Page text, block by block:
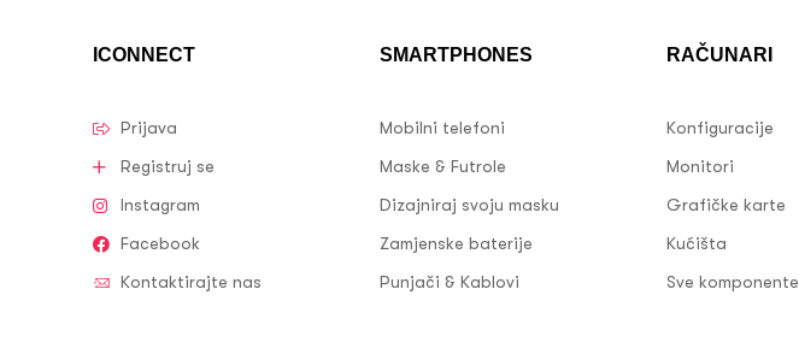
ICONNECT
Prijava
Registruj se
Instagram
Facebook
Kontaktirajte nas
SMARTPHONES
Mobilni telefoni
Maske & Futrole
Dizajniraj svoju masku
Zamjenske baterije
Punjači & Kablovi
RAČUNARI
Konfiguracije
Monitori
Grafičke karte
Kućišta
Sve komponente